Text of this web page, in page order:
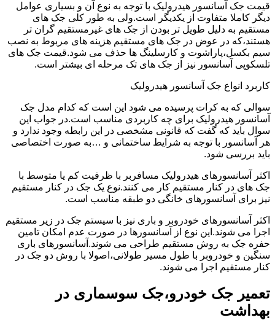
قیمت جک آسانسور هیدرولیک با توجه به نوع آن و بسیاری عوامل
دیگر کاملا متفاوت از یکدیگر است.ولی به طور کلی جک های
مستقیم به دلیل طویل تر بودن از جک های غیرمستقیم گران تر
هستند،که در عوض در جک های مستقیم هزینه های مربوط به نصب
سیم بکسل،پاراشوت و کارسلینگ ها حذف می شود.قیمت جک های
تلسکوپی آسانسور نیز از جک های تک مرحله ای بیشتر است.
کاربرد انواع جک آسانسور هیدرولیک
سوالی که به کرات پرسیده می شود این است که کدام مدل جک
آسانسور هیدرولیک برای چه کاربردی مناسب است.در جواب این
سوال باید که گفت که قانونی مشخصی در این رابطه وجود ندارد و
هر آسانسور با توجه به شرایط ساختمانی و …به صورت اختصاصی
باید بررسی شود.
اکثر آسانسورهای هیدرولیک مسافربر با ظرفیت کم یا متوسط با
جک های در کنار مستقیم کار می کنند.نوع یک جک در کنار مستقیم
نیز برای آسانسورهای خانگی دو طبقه مناسب است.
اکثر آسانسورهای خودروبر و باری نیز با سیستم جک در زیر مستقیم
اجرا می شوند.این نوع از آسانسورها در صورت عدم امکان تامین
حفره جک به روش مستقیم طراحی می شوند.آسانسورهای باری
سنگین و خودروبر با طول مسیر طولانی،اصولا با روش دو جک در
کنار مستقیم اجرا می شوند.
تعمیر جک خودرو،جک سوسماری در
بهداشت